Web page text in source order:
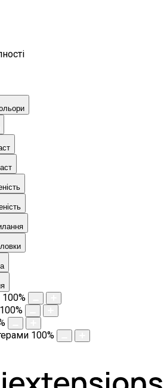
100%
100%
100%